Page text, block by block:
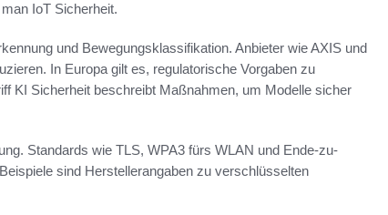
IoT Sicherheit.
und Bewegungsklassifikation. Anbieter wie AXIS und
In Europa gilt es, regulatorische Vorgaben zu
KI Sicherheit beschreibt Maßnahmen, um Modelle sicher
Standards wie TLS, WPA3 fürs WLAN und Ende-zu-
sind Herstellerangaben zu verschlüsselten